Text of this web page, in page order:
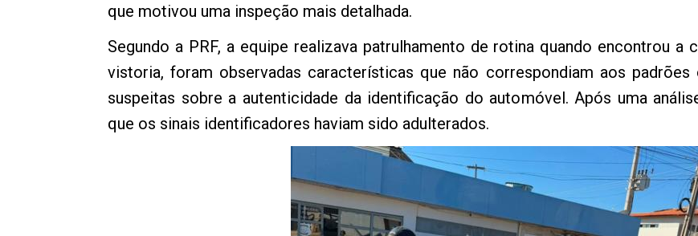
que motivou uma inspeção mais detalhada.
Segundo a PRF, a equipe realizava patrulhamento de rotina quando encontrou a
vistoria, foram observadas características que não correspondiam aos padrões
suspeitas sobre a autenticidade da identificação do automóvel. Após uma
que os sinais identificadores haviam sido adulterados.